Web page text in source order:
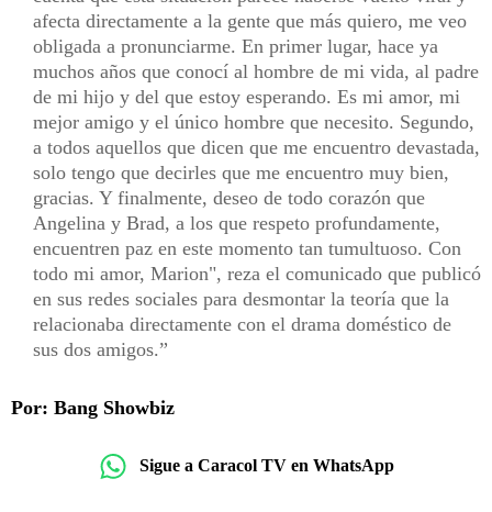
afecta directamente a la gente que más quiero, me veo
obligada a pronunciarme. En primer lugar, hace ya
muchos años que conocí al hombre de mi vida, al padre
de mi hijo y del que estoy esperando. Es mi amor, mi
mejor amigo y el único hombre que necesito. Segundo,
a todos aquellos que dicen que me encuentro devastada,
solo tengo que decirles que me encuentro muy bien,
gracias. Y finalmente, deseo de todo corazón que
Angelina y Brad, a los que respeto profundamente,
encuentren paz en este momento tan tumultuoso. Con
todo mi amor, Marion", reza el comunicado que publicó
en sus redes sociales para desmontar la teoría que la
relacionaba directamente con el drama doméstico de
sus dos amigos.
Por: Bang Showbiz
Sigue a Caracol TV en WhatsApp